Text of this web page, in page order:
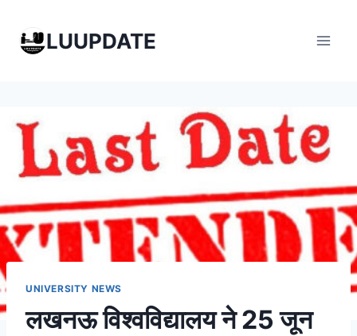
contentLUUPDATE
UNIVERSITY NEWS
लखनऊ विश्वविद्यालय ने 25 जून